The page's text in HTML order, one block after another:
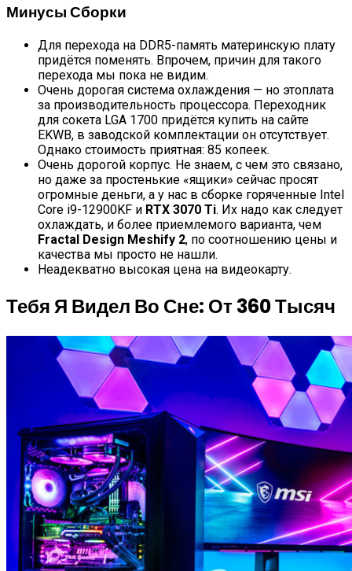
Минусы Сборки
Для перехода на DDR5-память материнскую плату
придётся поменять. Впрочем, причин для такого
перехода мы пока не видим.
Очень дорогая система охлаждения — но этоплата
за производительность процессора. Переходник
для сокета LGA 1700 придётся купить на сайте
EKWB, в заводской комплектации он отсутствует.
Однако стоимость приятная: 85 копеек.
Очень дорогой корпус. Не знаем, с чем это связано,
но даже за простенькие «ящики» сейчас просят
огромные деньги, а у нас в сборке горяченные Intel
Core i9-12900KF и RTX 3070 Ti. Их надо как следует
охлаждать, и более приемлемого варианта, чем
Fractal Design Meshify 2, по соотношению цены и
качества мы просто не нашли.
Неадекватно высокая цена на видеокарту.
Тебя Я Видел Во Сне: От 360 Тысяч